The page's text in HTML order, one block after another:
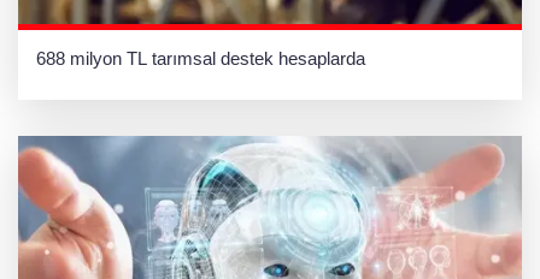
688 milyon TL tarımsal destek hesaplarda